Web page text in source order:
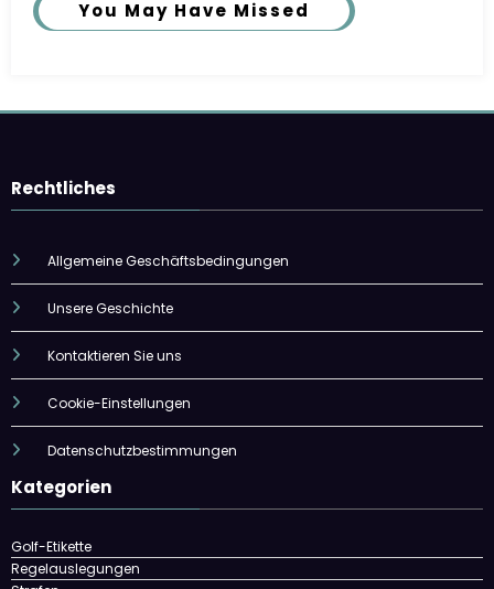
You May Have Missed
Rechtliches
Allgemeine Geschäftsbedingungen
Unsere Geschichte
Kontaktieren Sie uns
Cookie-Einstellungen
Datenschutzbestimmungen
Kategorien
Golf-Etikette
Regelauslegungen